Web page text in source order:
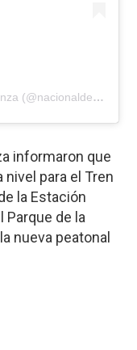
A post shared by El Nacional De Matanza (@nacionaldematanza)
informaron que
para el Tren
la Estación
de la
nueva peatonal